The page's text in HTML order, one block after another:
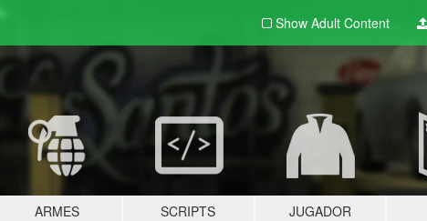
Show Adult Content
ARMES SCRIPTS JUGADOR